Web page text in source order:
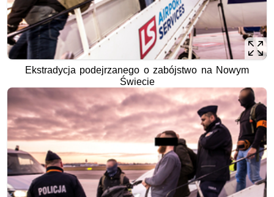
Ekstradycja podejrzanego o zabójstwo na Nowym
Świecie